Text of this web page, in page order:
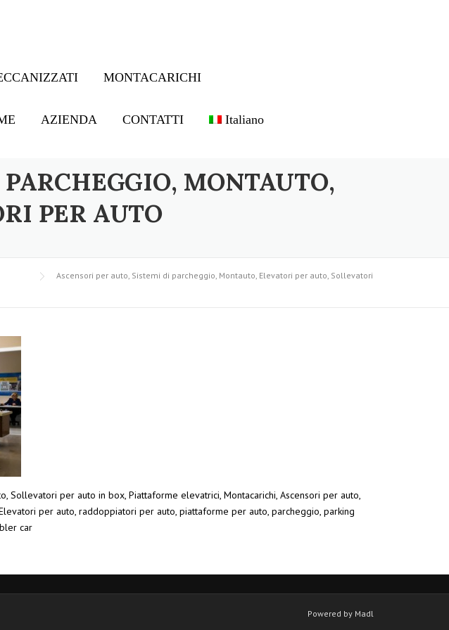
MONTACARICHI
AZIENDA CONTATTI Italiano
MONTAUTO,
PER AUTO
Ascensori per auto, Sistemi di parcheggio, Montauto, Elevatori per auto, Sollevatori
Sollevatori per auto in box, Piattaforme elevatrici, Montacarichi, Ascensori per auto,
per auto, raddoppiatori per auto, piattaforme per auto, parcheggio, parking
car
Powered by Madl